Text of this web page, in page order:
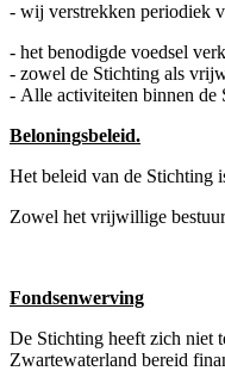
- wij verstrekken periodiek
- het benodigde voedsel
- zowel de Stichting als
- Alle activiteiten binnen de
Beloningsbeleid.
Het beleid van de Stichting
Zowel het vrijwillige
Fondsenwerving
De Stichting heeft zich niet
Zwartewaterland bereid